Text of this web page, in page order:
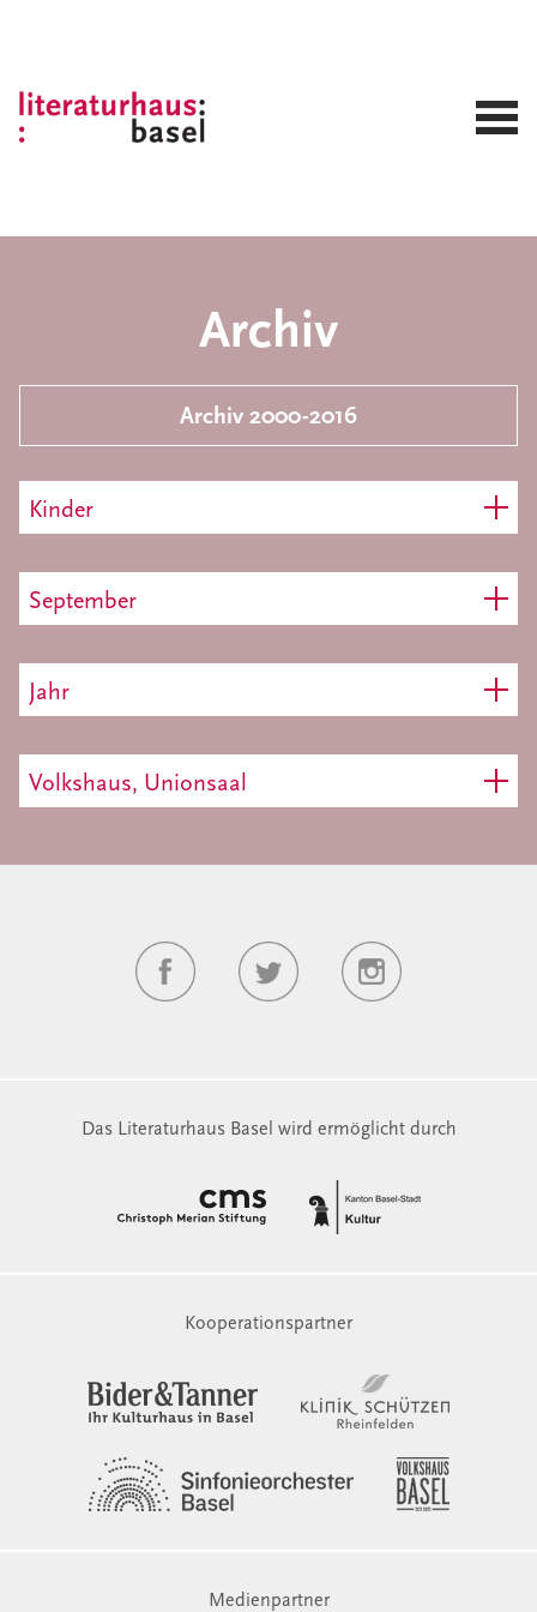
Archiv
Archiv 2000-2016
Kinder
September
Jahr
Volkshaus, Unionsaal
Das Literaturhaus Basel wird ermöglicht durch
Kooperationspartner
Medienpartner